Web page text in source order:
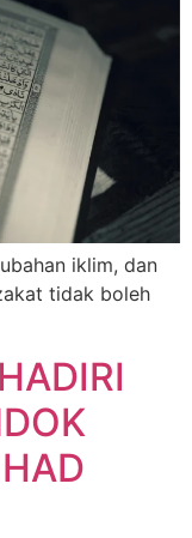
iklim, dan
tidak boleh